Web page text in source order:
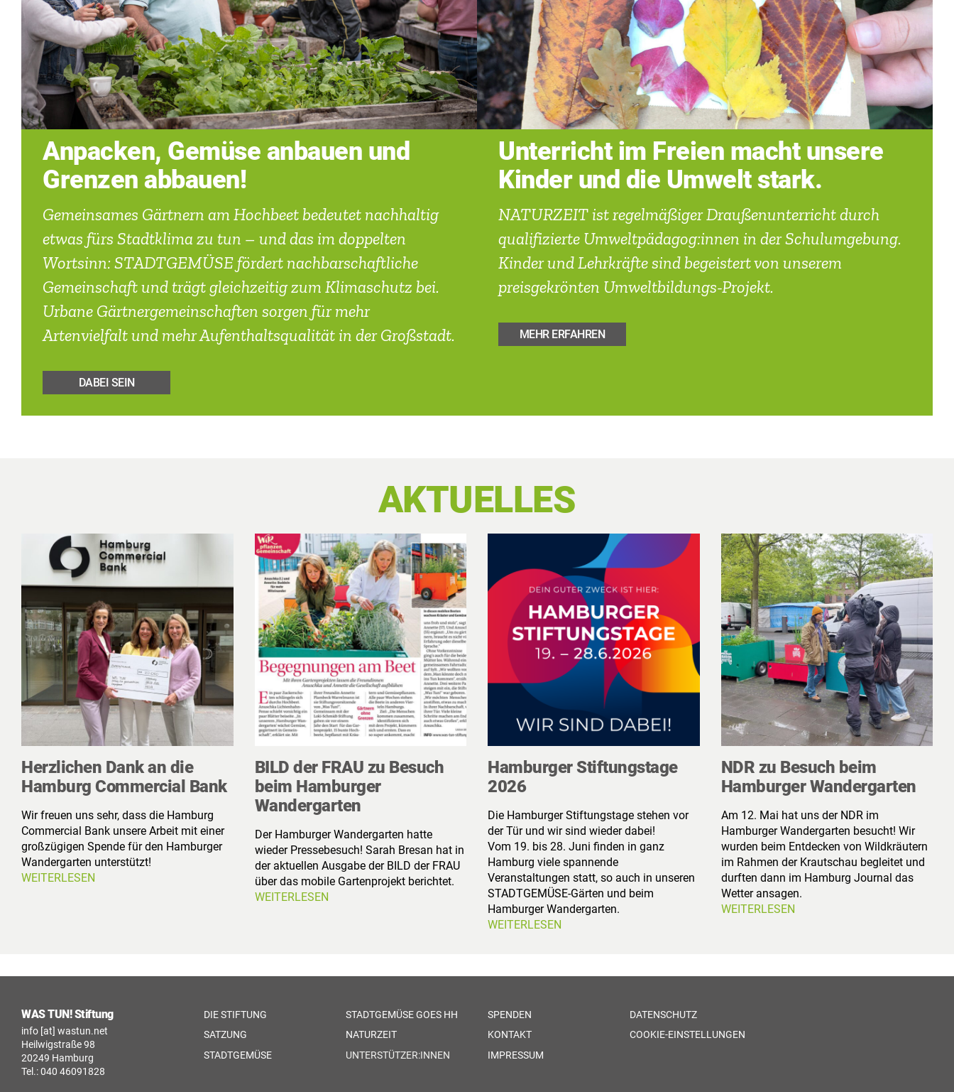
Anpacken, Gemüse anbauen und
Grenzen abbauen!
Gemeinsames Gärtnern am Hochbeet bedeutet nachhaltig
etwas fürs Stadtklima zu tun – und das im doppelten
Wortsinn: STADTGEMÜSE fördert nachbarschaftliche
Gemeinschaft und trägt gleichzeitig zum Klimaschutz bei.
Urbane Gärtnergemeinschaften sorgen für mehr
Artenvielfalt und mehr Aufenthaltsqualität in der Großstadt.
DABEI SEIN
Unterricht im Freien macht unsere
Kinder und die Umwelt stark.
NATURZEIT ist regelmäßiger Draußenunterricht durch
qualifizierte Umweltpädagog:innen in der Schulumgebung.
Kinder und Lehrkräfte sind begeistert von unserem
preisgekrönten Umweltbildungs-Projekt.
MEHR ERFAHREN
AKTUELLES
Herzlichen Dank an die
Hamburg Commercial Bank
Wir freuen uns sehr, dass die Hamburg
Commercial Bank unsere Arbeit mit einer
großzügigen Spende für den Hamburger
Wandergarten unterstützt!
WEITERLESEN
BILD der FRAU zu Besuch
beim Hamburger
Wandergarten
Der Hamburger Wandergarten hatte
wieder Pressebesuch! Sarah Bresan hat in
der aktuellen Ausgabe der BILD der FRAU
über das mobile Gartenprojekt berichtet.
WEITERLESEN
Hamburger Stiftungstage
2026
Die Hamburger Stiftungstage stehen vor
der Tür und wir sind wieder dabei!
Vom 19. bis 28. Juni finden in ganz
Hamburg viele spannende
Veranstaltungen statt, so auch in unseren
STADTGEMÜSE-Gärten und beim
Hamburger Wandergarten.
WEITERLESEN
NDR zu Besuch beim
Hamburger Wandergarten
Am 12. Mai hat uns der NDR im
Hamburger Wandergarten besucht! Wir
wurden beim Entdecken von Wildkräutern
im Rahmen der Krautschau begleitet und
durften dann im Hamburg Journal das
Wetter ansagen.
WEITERLESEN
WAS TUN! Stiftung
info [at] wastun.net
Heilwigstraße 98
20249 Hamburg
Tel.: 040 46091828
DIE STIFTUNG
SATZUNG
STADTGEMÜSE
STADTGEMÜSE GOES HH
NATURZEIT
UNTERSTÜTZER:INNEN
SPENDEN
KONTAKT
IMPRESSUM
DATENSCHUTZ
COOKIE-EINSTELLUNGEN